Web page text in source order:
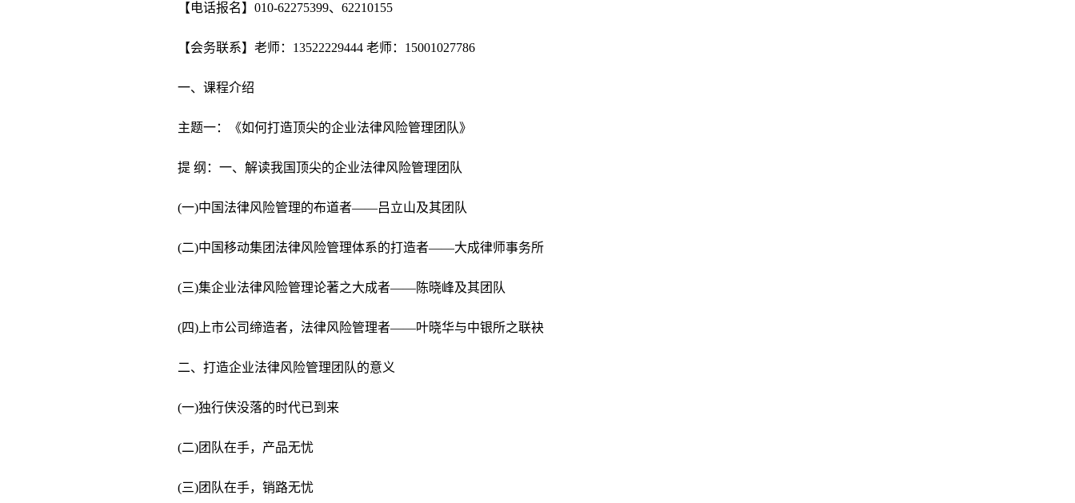
【电话报名】010-62275399、62210155
【会务联系】老师：13522229444 老师：15001027786
一、课程介绍
主题一：《如何打造顶尖的企业法律风险管理团队》
提 纲：一、解读我国顶尖的企业法律风险管理团队
(一)中国法律风险管理的布道者——吕立山及其团队
(二)中国移动集团法律风险管理体系的打造者——大成律师事务所
(三)集企业法律风险管理论著之大成者——陈晓峰及其团队
(四)上市公司缔造者，法律风险管理者——叶晓华与中银所之联袂
二、打造企业法律风险管理团队的意义
(一)独行侠没落的时代已到来
(二)团队在手，产品无忧
(三)团队在手，销路无忧